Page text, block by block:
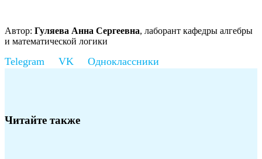
Автор: Гуляева Анна Сергеевна, лаборант кафедры алгебры
и математической логики
Читайте также